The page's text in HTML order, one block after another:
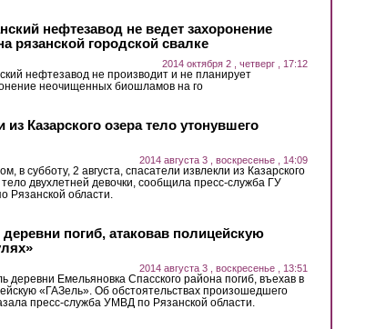
нефтезавод не ведет захоронение
рязанской городской свалке
2014 октября 2 , четверг , 17:12
нефтезавод не производит и не планирует
неочищенных биошламов на го
из Казарского озера тело утонувшего
2014 августа 3 , воскресенье , 14:09
в субботу, 2 августа, спасатели извлекли из Казарского
двухлетней девочки, сообщила пресс-служба ГУ
Рязанской области.
погиб, атаковав полицейскую
2014 августа 3 , воскресенье , 13:51
деревни Емельяновка Спасского района погиб, въехав в
«ГАЗель». Об обстоятельствах произошедшего
пресс-служба УМВД по Рязанской области.